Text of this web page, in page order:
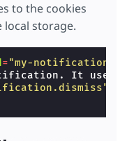
to the cookies
local storage.
="my-notification"
It uses